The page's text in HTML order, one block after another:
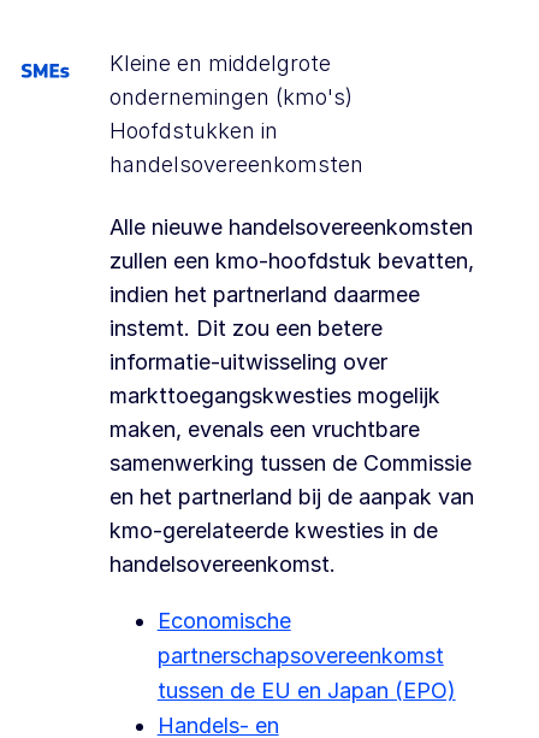
Kleine en middelgrote
ondernemingen (kmo's)
Hoofdstukken in
handelsovereenkomsten
Alle nieuwe handelsovereenkomsten
zullen een kmo-hoofdstuk bevatten,
indien het partnerland daarmee
instemt. Dit zou een betere
informatie-uitwisseling over
markttoegangskwesties mogelijk
maken, evenals een vruchtbare
samenwerking tussen de Commissie
en het partnerland bij de aanpak van
kmo-gerelateerde kwesties in de
handelsovereenkomst.
Economische
partnerschapsovereenkomst
tussen de EU en Japan (EPO)
Handels- en